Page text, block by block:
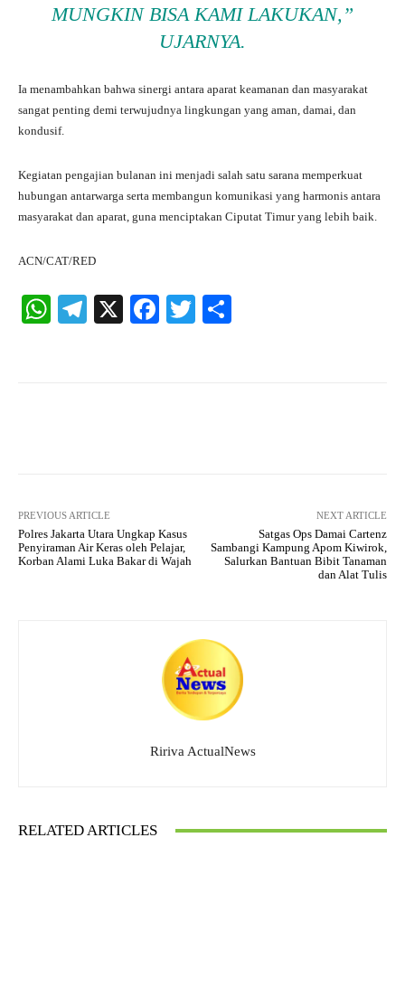
MUNGKIN BISA KAMI LAKUKAN,”
UJARNYA.
Ia menambahkan bahwa sinergi antara aparat keamanan dan masyarakat
sangat penting demi terwujudnya lingkungan yang aman, damai, dan
kondusif.
Kegiatan pengajian bulanan ini menjadi salah satu sarana memperkuat
hubungan antarwarga serta membangun komunikasi yang harmonis antara
masyarakat dan aparat, guna menciptakan Ciputat Timur yang lebih baik.
ACN/CAT/RED
W
Te X
Fa
T
PREVIOUS ARTICLE
Polres Jakarta Utara Ungkap Kasus
Penyiraman Air Keras oleh Pelajar,
Korban Alami Luka Bakar di Wajah
NEXT ARTICLE
Satgas Ops Damai Cartenz
Sambangi Kampung Apom Kiwirok,
Salurkan Bantuan Bibit Tanaman
dan Alat Tulis
Ririva ActualNews
RELATED ARTICLES